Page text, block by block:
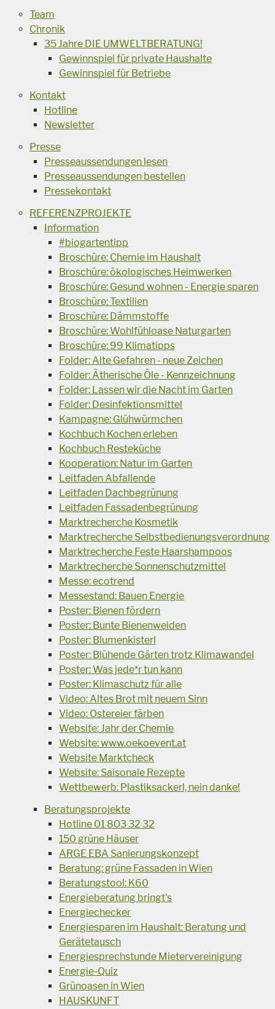
Team
Chronik
35 Jahre DIE UMWELTBERATUNG!
Gewinnspiel für private Haushalte
Gewinnspiel für Betriebe
Kontakt
Hotline
Newsletter
Presse
Presseaussendungen lesen
Presseaussendungen bestellen
Pressekontakt
REFERENZPROJEKTE
Information
#biogartentipp
Broschüre: Chemie im Haushalt
Broschüre: ökologisches Heimwerken
Broschüre: Gesund wohnen - Energie sparen
Broschüre: Textilien
Broschüre: Dämmstoffe
Broschüre: Wohlfühloase Naturgarten
Broschüre: 99 Klimatipps
Folder: Alte Gefahren - neue Zeichen
Folder: Ätherische Öle - Kennzeichnung
Folder: Lassen wir die Nacht im Garten
Folder: Desinfektionsmittel
Kampagne: Glühwürmchen
Kochbuch Kochen erleben
Kochbuch Resteküche
Kooperation: Natur im Garten
Leitfaden Abfallende
Leitfaden Dachbegrünung
Leitfaden Fassadenbegrünung
Marktrecherche Kosmetik
Marktrecherche Selbstbedienungsverordnung
Marktrecherche Feste Haarshampoos
Marktrecherche Sonnenschutzmittel
Messe: ecotrend
Messestand: Bauen Energie
Poster: Bienen fördern
Poster: Bunte Bienenweiden
Poster: Blumenkisterl
Poster: Blühende Gärten trotz Klimawandel
Poster: Was jede*r tun kann
Poster: Klimaschutz für alle
Video: Altes Brot mit neuem Sinn
Video: Ostereier färben
Website: Jahr der Chemie
Website: www.oekoevent.at
Website Marktcheck
Website: Saisonale Rezepte
Wettbewerb: Plastiksackerl, nein danke!
Beratungsprojekte
Hotline 01 803 32 32
150 grüne Häuser
ARGE EBA Sanierungskonzept
Beratung: grüne Fassaden in Wien
Beratungstool: K60
Energieberatung bringt's
Energiechecker
Energiesparen im Haushalt: Beratung und
Gerätetausch
Energiesprechstunde Mietervereinigung
Energie-Quiz
Grünoasen in Wien
HAUSKUNFT